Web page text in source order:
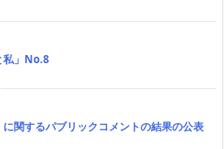
私」No.8
関するパブリックコメントの結果の公表